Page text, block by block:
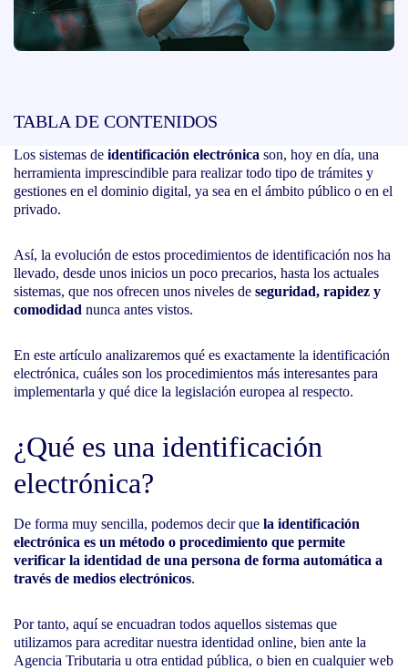
TABLA DE CONTENIDOS
Los sistemas de identificación electrónica son, hoy en día, una
herramienta imprescindible para realizar todo tipo de trámites y
gestiones en el dominio digital, ya sea en el ámbito público o en el
privado.
Así, la evolución de estos procedimientos de identificación nos ha
llevado, desde unos inicios un poco precarios, hasta los actuales
sistemas, que nos ofrecen unos niveles de seguridad, rapidez y
comodidad nunca antes vistos.
En este artículo analizaremos qué es exactamente la identificación
electrónica, cuáles son los procedimientos más interesantes para
implementarla y qué dice la legislación europea al respecto.
¿Qué es una identificación
electrónica?
De forma muy sencilla, podemos decir que la identificación
electrónica es un método o procedimiento que permite
verificar la identidad de una persona de forma automática a
través de medios electrónicos.
Por tanto, aquí se encuadran todos aquellos sistemas que
utilizamos para acreditar nuestra identidad online, bien ante la
Agencia Tributaria u otra entidad pública, o bien en cualquier web